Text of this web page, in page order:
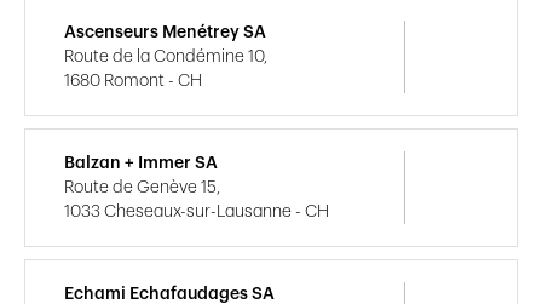
Ascenseurs Menétrey SA
Route de la Condémine 10,
1680 Romont - CH
Balzan + Immer SA
Route de Genève 15,
1033 Cheseaux-sur-Lausanne - CH
Echami Echafaudages SA